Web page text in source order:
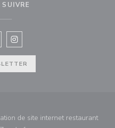
((ouvre une nouvelle
Instagram ((ouvre une
de site internet restaurant